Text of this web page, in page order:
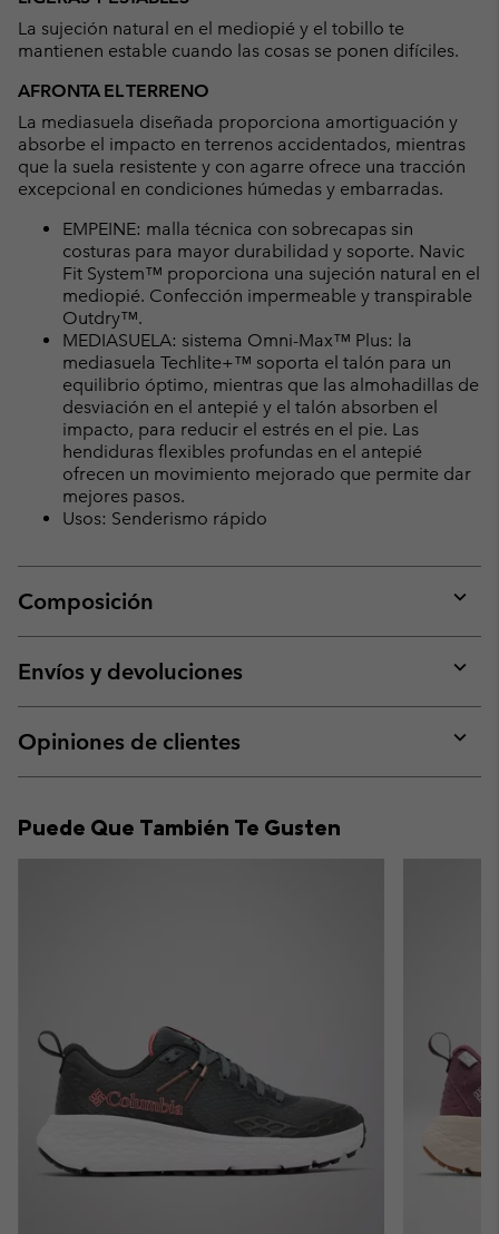
La sujeción natural en el mediopié y el tobillo te
mantienen estable cuando las cosas se ponen difíciles.
AFRONTA EL TERRENO
La mediasuela diseñada proporciona amortiguación y
absorbe el impacto en terrenos accidentados, mientras
que la suela resistente y con agarre ofrece una tracción
excepcional en condiciones húmedas y embarradas.
EMPEINE: malla técnica con sobrecapas sin
costuras para mayor durabilidad y soporte. Navic
Fit System™ proporciona una sujeción natural en el
mediopié. Confección impermeable y transpirable
Outdry™.
MEDIASUELA: sistema Omni-Max™ Plus: la
mediasuela Techlite+™ soporta el talón para un
equilibrio óptimo, mientras que las almohadillas de
desviación en el antepié y el talón absorben el
impacto, para reducir el estrés en el pie. Las
hendiduras flexibles profundas en el antepié
ofrecen un movimiento mejorado que permite dar
mejores pasos.
Usos: Senderismo rápido
Composición
or
Envíos y devoluciones
or
Opiniones de clientes
or
Puede Que También Te Gusten